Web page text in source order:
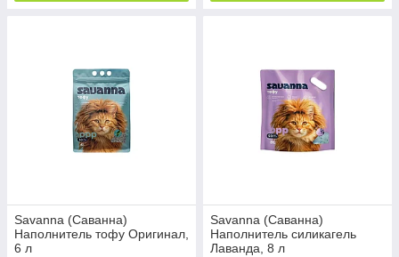
Savanna (Саванна)
Наполнитель тофу Оригинал,
6 л
Savanna (Саванна)
Наполнитель силикагель
Лаванда, 8 л